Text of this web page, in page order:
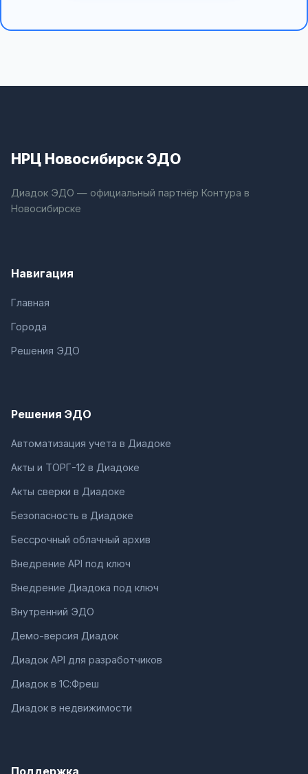
НРЦ Новосибирск ЭДО
Диадок ЭДО — официальный партнёр Контура в
Новосибирске
Навигация
Главная
Города
Решения ЭДО
Решения ЭДО
Автоматизация учета в Диадоке
Акты и ТОРГ-12 в Диадоке
Акты сверки в Диадоке
Безопасность в Диадоке
Бессрочный облачный архив
Внедрение API под ключ
Внедрение Диадока под ключ
Внутренний ЭДО
Демо-версия Диадок
Диадок API для разработчиков
Диадок в 1С:Фреш
Диадок в недвижимости
Поддержка